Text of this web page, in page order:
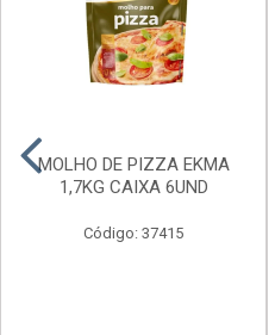
MOLHO DE PIZZA EKMA
1,7KG CAIXA 6UND
Código: 37415